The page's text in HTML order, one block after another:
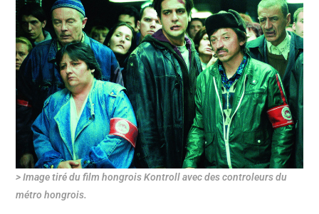
> Image tiré du film hongrois Kontroll avec des controleurs du
métro hongrois.